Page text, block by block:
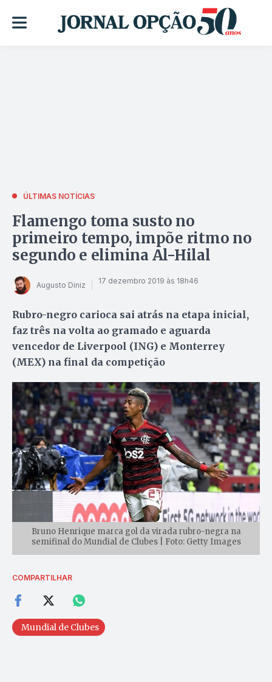
ÚLTIMAS NOTÍCIAS
Flamengo toma susto no
primeiro tempo, impõe ritmo no
segundo e elimina Al-Hilal
Augusto Diniz 17 dezembro 2019 às 18h46
Rubro-negro carioca sai atrás na etapa inicial,
faz três na volta ao gramado e aguarda
vencedor de Liverpool (ING) e Monterrey
(MEX) na final da competição
Bruno Henrique marca gol da virada rubro-negra na
semifinal do Mundial de Clubes | Foto: Getty Images
COMPARTILHAR
Mundial de Clubes